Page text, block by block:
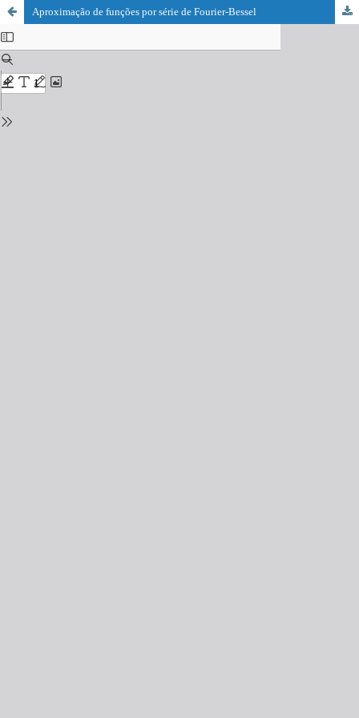
Aproximação de funções por série de Fourier-Bessel